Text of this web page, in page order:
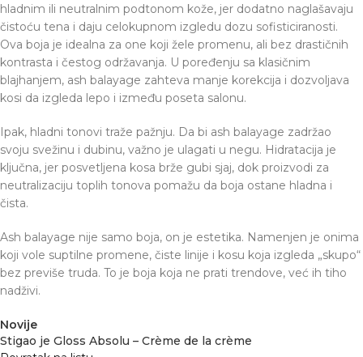
hladnim ili neutralnim podtonom kože, jer dodatno naglašavaju
čistoću tena i daju celokupnom izgledu dozu sofisticiranosti.
Ova boja je idealna za one koji žele promenu, ali bez drastičnih
kontrasta i čestog održavanja. U poređenju sa klasičnim
blajhanjem, ash balayage zahteva manje korekcija i dozvoljava
kosi da izgleda lepo i između poseta salonu.
Ipak, hladni tonovi traže pažnju. Da bi ash balayage zadržao
svoju svežinu i dubinu, važno je ulagati u negu. Hidratacija je
ključna, jer posvetljena kosa brže gubi sjaj, dok proizvodi za
neutralizaciju toplih tonova pomažu da boja ostane hladna i
čista.
Ash balayage nije samo boja, on je estetika. Namenjen je onima
koji vole suptilne promene, čiste linije i kosu koja izgleda „skupo“
bez previše truda. To je boja koja ne prati trendove, već ih tiho
nadživi.
Novije
Stigao je Gloss Absolu – Crème de la crème